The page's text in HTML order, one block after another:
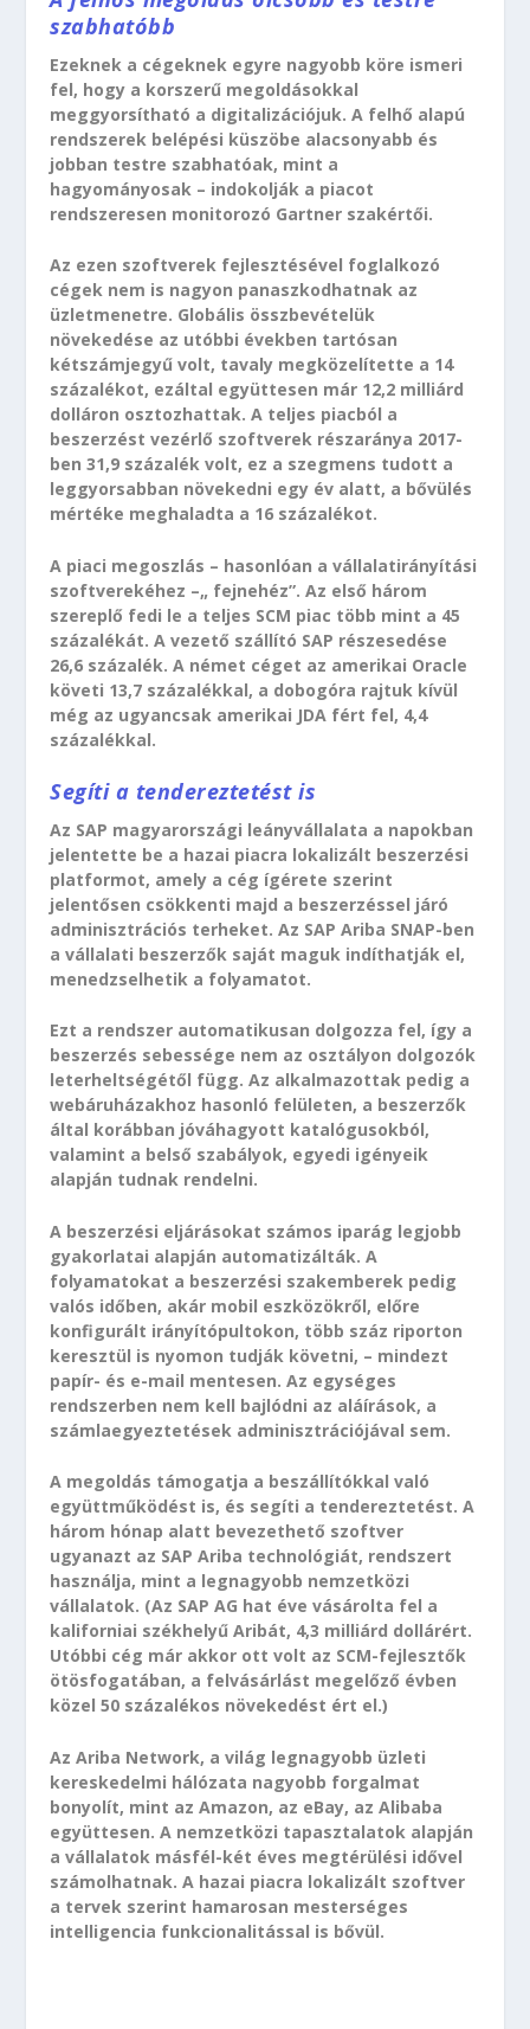
szabhatóbb
Ezeknek a cégeknek egyre nagyobb köre ismeri
fel, hogy a korszerű megoldásokkal
meggyorsítható a digitalizációjuk. A felhő alapú
rendszerek belépési küszöbe alacsonyabb és
jobban testre szabhatóak, mint a
hagyományosak – indokolják a piacot
rendszeresen monitorozó Gartner szakértői.
Az ezen szoftverek fejlesztésével foglalkozó
cégek nem is nagyon panaszkodhatnak az
üzletmenetre. Globális összbevételük
növekedése az utóbbi években tartósan
kétszámjegyű volt, tavaly megközelítette a 14
százalékot, ezáltal együttesen már 12,2 milliárd
dolláron osztozhattak. A teljes piacból a
beszerzést vezérlő szoftverek részaránya 2017-
ben 31,9 százalék volt, ez a szegmens tudott a
leggyorsabban növekedni egy év alatt, a bővülés
mértéke meghaladta a 16 százalékot.
A piaci megoszlás – hasonlóan a vállalatirányítási
szoftverekéhez –„ fejnehéz”. Az első három
szereplő fedi le a teljes SCM piac több mint a 45
százalékát. A vezető szállító SAP részesedése
26,6 százalék. A német céget az amerikai Oracle
követi 13,7 százalékkal, a dobogóra rajtuk kívül
még az ugyancsak amerikai JDA fért fel, 4,4
százalékkal.
Segíti a tendereztetést is
Az SAP magyarországi leányvállalata a napokban
jelentette be a hazai piacra lokalizált beszerzési
platformot, amely a cég ígérete szerint
jelentősen csökkenti majd a beszerzéssel járó
adminisztrációs terheket. Az SAP Ariba SNAP-ben
a vállalati beszerzők saját maguk indíthatják el,
menedzselhetik a folyamatot.
Ezt a rendszer automatikusan dolgozza fel, így a
beszerzés sebessége nem az osztályon dolgozók
leterheltségétől függ. Az alkalmazottak pedig a
webáruházakhoz hasonló felületen, a beszerzők
által korábban jóváhagyott katalógusokból,
valamint a belső szabályok, egyedi igényeik
alapján tudnak rendelni.
A beszerzési eljárásokat számos iparág legjobb
gyakorlatai alapján automatizálták. A
folyamatokat a beszerzési szakemberek pedig
valós időben, akár mobil eszközökről, előre
konfigurált irányítópultokon, több száz riporton
keresztül is nyomon tudják követni, – mindezt
papír- és e-mail mentesen. Az egységes
rendszerben nem kell bajlódni az aláírások, a
számlaegyeztetések adminisztrációjával sem.
A megoldás támogatja a beszállítókkal való
együttműködést is, és segíti a tendereztetést. A
három hónap alatt bevezethető szoftver
ugyanazt az SAP Ariba technológiát, rendszert
használja, mint a legnagyobb nemzetközi
vállalatok. (Az SAP AG hat éve vásárolta fel a
kaliforniai székhelyű Aribát, 4,3 milliárd dollárért.
Utóbbi cég már akkor ott volt az SCM-fejlesztők
ötösfogatában, a felvásárlást megelőző évben
közel 50 százalékos növekedést ért el.)
Az Ariba Network, a világ legnagyobb üzleti
kereskedelmi hálózata nagyobb forgalmat
bonyolít, mint az Amazon, az eBay, az Alibaba
együttesen. A nemzetközi tapasztalatok alapján
a vállalatok másfél-két éves megtérülési idővel
számolhatnak. A hazai piacra lokalizált szoftver
a tervek szerint hamarosan mesterséges
intelligencia funkcionalitással is bővül.